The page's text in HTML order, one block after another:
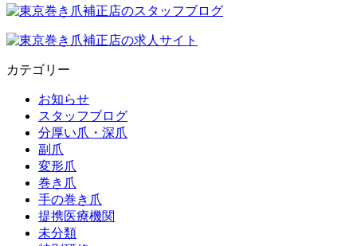
カテゴリー
お知らせ
スタッフブログ
分厚い爪・深爪
副爪
変形爪
巻き爪
手の巻き爪
提携医療機関
未分類